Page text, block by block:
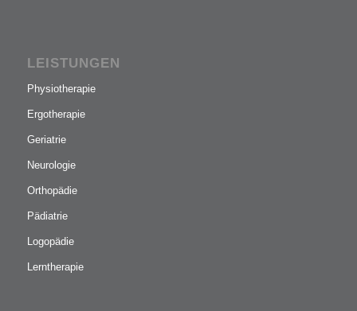
LEISTUNGEN
Physiotherapie
Ergotherapie
Geriatrie
Neurologie
Orthopädie
Pädiatrie
Logopädie
Lerntherapie